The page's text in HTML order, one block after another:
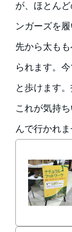
が、ほとん
ンガーズを
先から太も
られます。
と歩けます
これが気持
んで行かれま